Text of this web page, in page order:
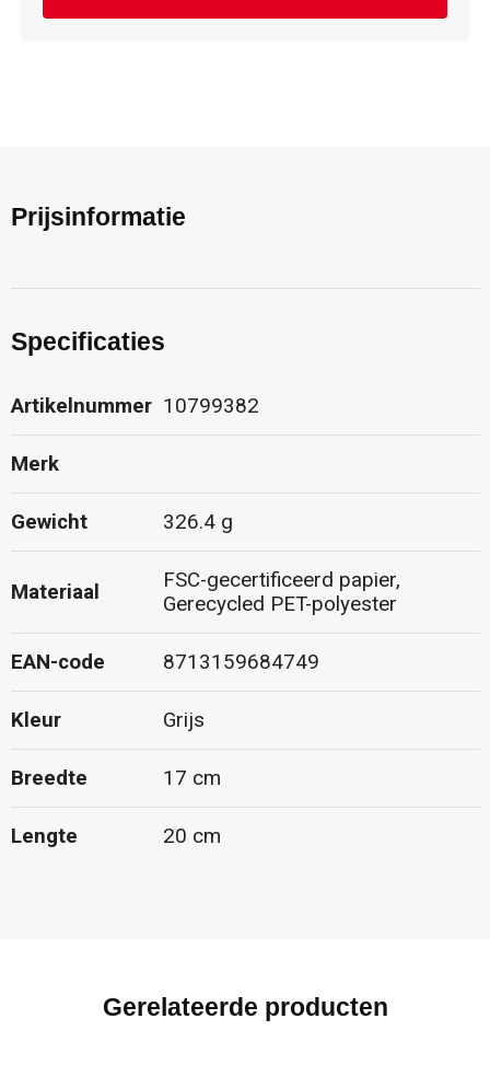
Prijsinformatie
Specificaties
Artikelnummer 10799382
Merk
Gewicht 326.4 g
Materiaal
FSC-gecertificeerd papier,
Gerecycled PET-polyester
EAN-code 8713159684749
Kleur Grijs
Breedte 17 cm
Lengte 20 cm
Gerelateerde producten